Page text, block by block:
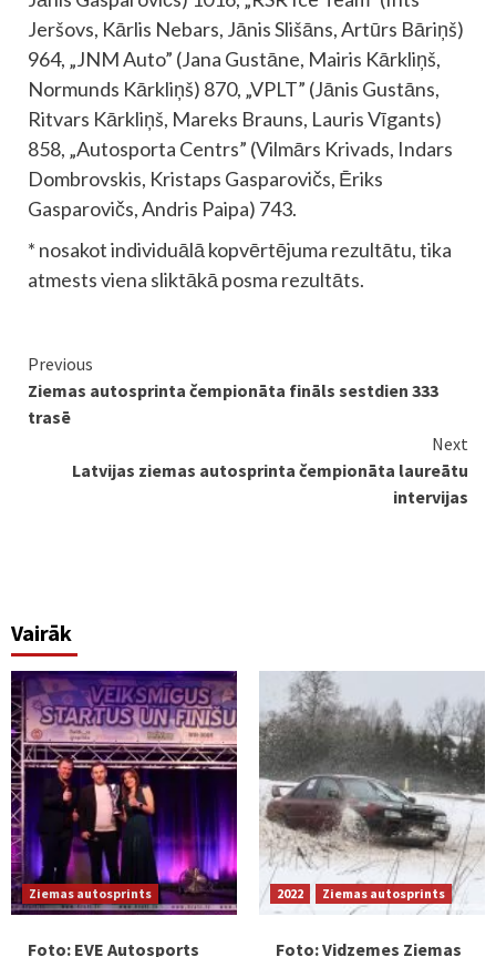
Jeršovs, Kārlis Nebars, Jānis Slišāns, Artūrs Bāriņš)
964, „JNM Auto” (Jana Gustāne, Mairis Kārkliņš,
Normunds Kārkliņš) 870, „VPLT” (Jānis Gustāns,
Ritvars Kārkliņš, Mareks Brauns, Lauris Vīgants)
858, „Autosporta Centrs” (Vilmārs Krivads, Indars
Dombrovskis, Kristaps Gasparovičs, Ēriks
Gasparovičs, Andris Paipa) 743.
* nosakot individuālā kopvērtējuma rezultātu, tika
atmests viena sliktākā posma rezultāts.
Continue
Reading
Previous
Ziemas autosprinta čempionāta fināls sestdien 333
trasē
Next
Latvijas ziemas autosprinta čempionāta laureātu
intervijas
Vairāk
Ziemas autosprints
Foto: EVE Autosports
2022 Ziemas autosprints
Foto: Vidzemes Ziemas